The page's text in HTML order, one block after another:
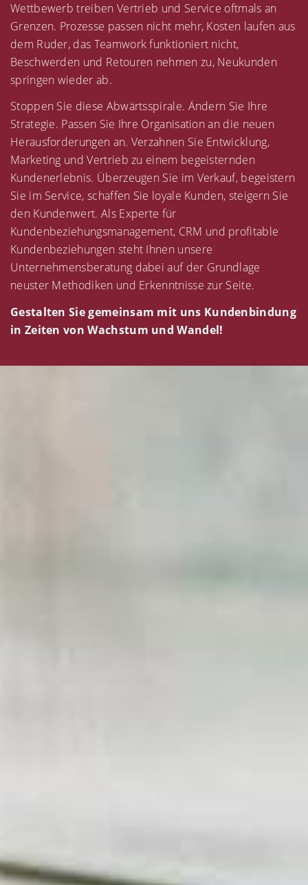
Wettbewerb treiben Vertrieb und Service oftmals an
Grenzen. Prozesse passen nicht mehr, Kosten laufen aus
dem Ruder, das Teamwork funktioniert nicht,
Beschwerden und Retouren nehmen zu, Neukunden
springen wieder ab.
Stoppen Sie diese Abwärtsspirale. Ändern Sie Ihre
Strategie. Passen Sie Ihre Organisation an die neuen
Herausforderungen an. Verzahnen Sie Entwicklung,
Marketing und Vertrieb zu einem begeisternden
Kundenerlebnis. Überzeugen Sie im Verkauf, begeistern
Sie im Service, schaffen Sie loyale Kunden, steigern Sie
den Kundenwert. Als Experte für
Kundenbeziehungsmanagement, CRM und profitable
Kundenbeziehungen steht Ihnen unsere
Unternehmensberatung dabei auf der Grundlage
neuster Methodiken und Erkenntnisse zur Seite.
Gestalten Sie gemeinsam mit uns Kundenbindung
in Zeiten von Wachstum und Wandel!